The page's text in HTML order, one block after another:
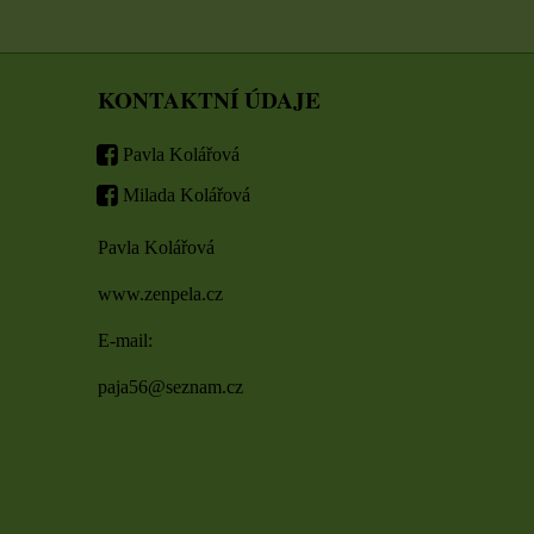
KONTAKTNÍ ÚDAJE
Pavla Kolářová
Milada Kolářová
Pavla Kolářová
www.zenpela.cz
E-mail:
paja56@seznam.cz